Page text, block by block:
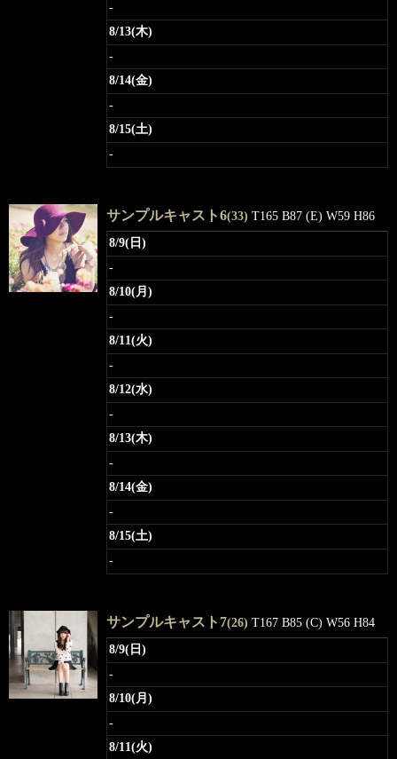
-
8/13(木)
-
8/14(金)
-
8/15(土)
-
サンプルキャスト6(33) T165 B87 (E) W59 H86
8/9(日)
-
8/10(月)
-
8/11(火)
-
8/12(水)
-
8/13(木)
-
8/14(金)
-
8/15(土)
-
サンプルキャスト7(26) T167 B85 (C) W56 H84
8/9(日)
-
8/10(月)
-
8/11(火)